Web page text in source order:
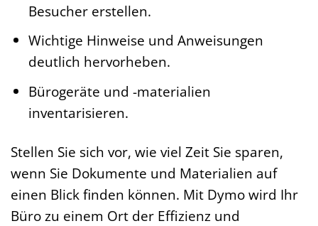
Besucher erstellen.
Wichtige Hinweise und Anweisungen
deutlich hervorheben.
Bürogeräte und -materialien
inventarisieren.
Stellen Sie sich vor, wie viel Zeit Sie sparen,
wenn Sie Dokumente und Materialien auf
einen Blick finden können. Mit Dymo wird Ihr
Büro zu einem Ort der Effizienz und